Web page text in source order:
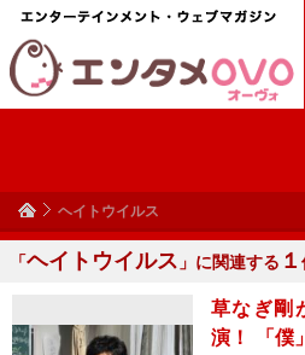
ヘイトウイルス
「ヘイトウイルス 」に関連する １
草なぎ剛
演！ 「僕